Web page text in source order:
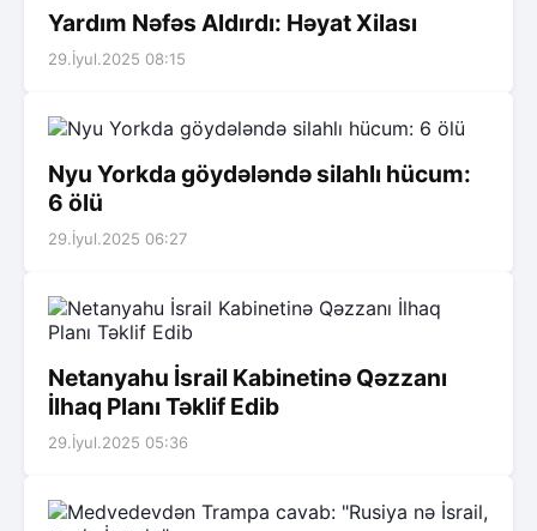
Yardım Nəfəs Aldırdı: Həyat Xilası
29.İyul.2025 08:15
Nyu Yorkda göydələndə silahlı hücum:
6 ölü
29.İyul.2025 06:27
Netanyahu İsrail Kabinetinə Qəzzanı
İlhaq Planı Təklif Edib
29.İyul.2025 05:36